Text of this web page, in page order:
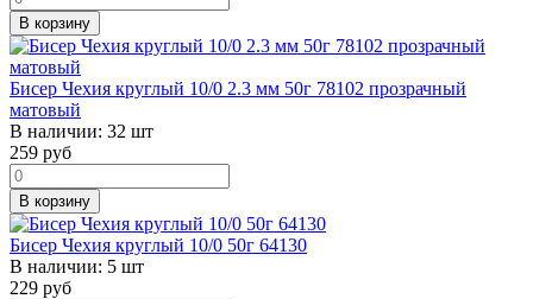
В корзину
Бисер Чехия круглый 10/0 2.3 мм 50г 78102 прозрачный
матовый
В наличии: 32 шт
259 руб
В корзину
Бисер Чехия круглый 10/0 50г 64130
В наличии: 5 шт
229 руб